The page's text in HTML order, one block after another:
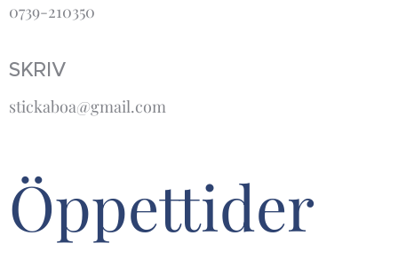
0739-210350
SKRIV
stickaboa@gmail.com
Öppettider